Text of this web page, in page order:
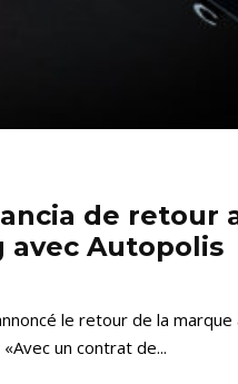
de retour
avec Autopolis
le retour de la
un contrat de...